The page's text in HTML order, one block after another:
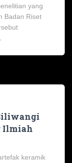
yang
Badan Riset
Ilmiah
keramik